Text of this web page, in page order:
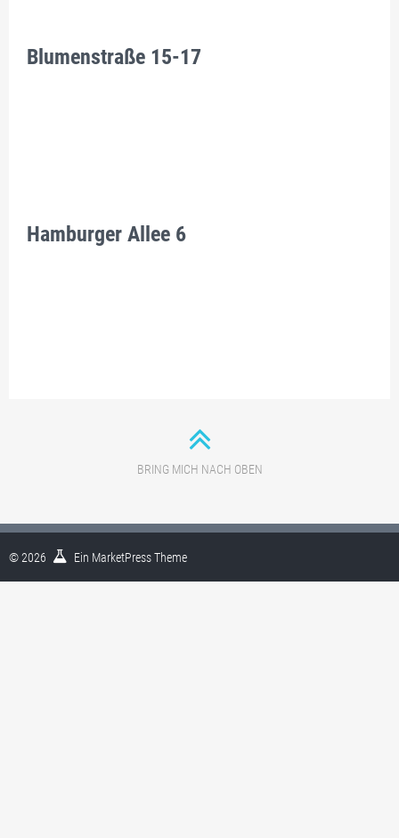
Blumenstraße 15-17
Hamburger Allee 6
BRING MICH NACH OBEN
© 2026 Ein MarketPressTheme